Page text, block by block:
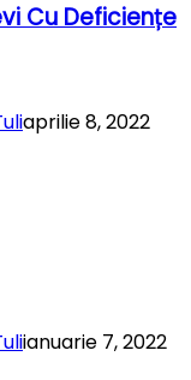
Cu Deficiențe
aprilie 8, 2022
ianuarie 7, 2022